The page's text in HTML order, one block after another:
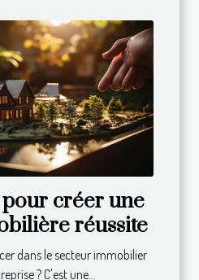
créer une
réussite
dans le secteur immobilier
? C'est une...